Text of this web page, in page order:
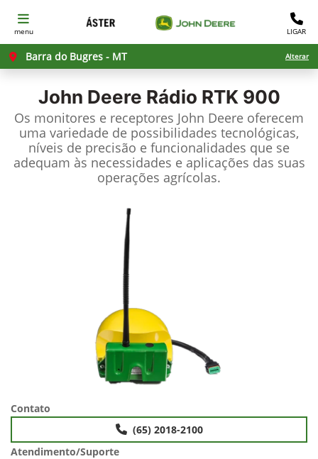
menu LIGAR
Barra do Bugres - MT Alterar
John Deere Rádio RTK 900
Os monitores e receptores John Deere oferecem
uma variedade de possibilidades tecnológicas,
níveis de precisão e funcionalidades que se
adequam às necessidades e aplicações das suas
operações agrícolas.
Contato
(65) 2018-2100
Atendimento/Suporte